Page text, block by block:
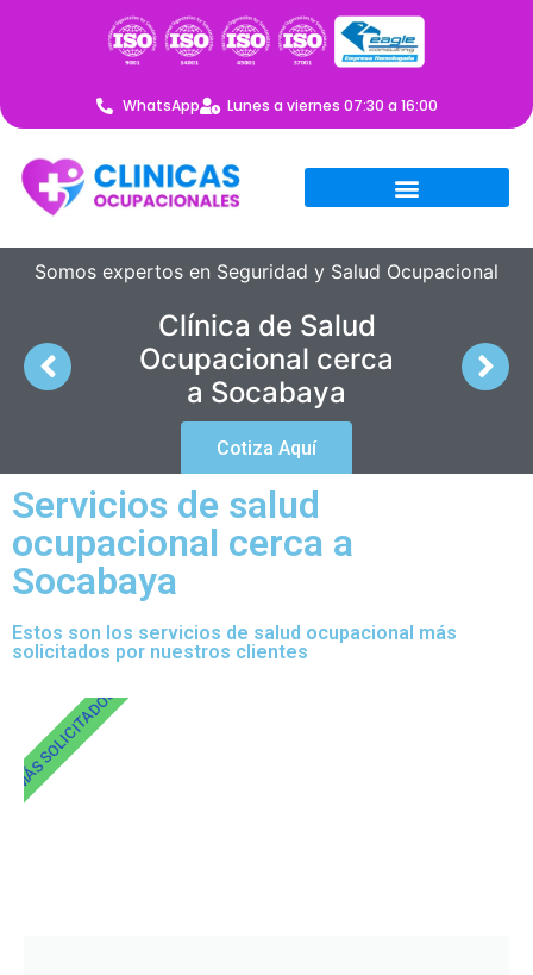
WhatsApp Lunes a viernes 07:30 a 16:00
Somos expertos en Seguridad y Salud Ocupacional
Clínica de Salud
Ocupacional cerca
a Socabaya
Cotiza Aquí
Servicios de salud
ocupacional cerca a
Socabaya
Estos son los servicios de salud ocupacional más
solicitados por nuestros clientes
MÁS SOLICITADOS